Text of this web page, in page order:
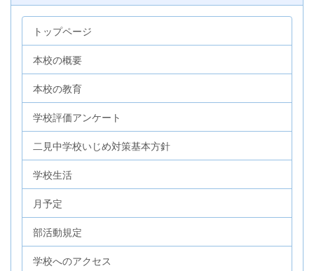
トップページ
本校の概要
本校の教育
学校評価アンケート
二見中学校いじめ対策基本方針
学校生活
月予定
部活動規定
学校へのアクセス